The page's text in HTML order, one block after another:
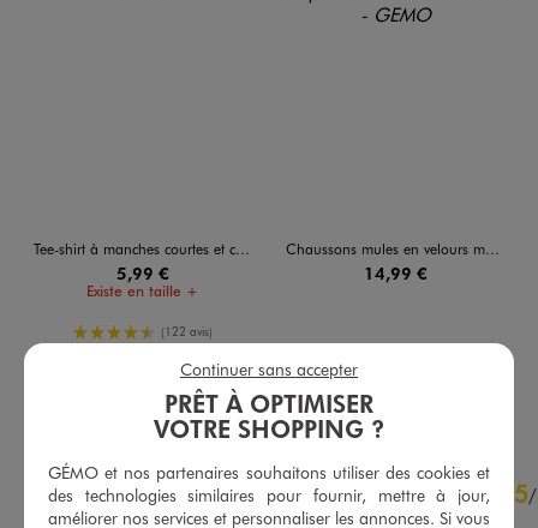
Tee-shirt à manches courtes et col V homme
5,99 €
Existe en taille +
4.5/5 de moyenne
(122 avis)
AJOUTERAU PANIER
Chaussons mules en velours motif Homer Simpsons homme - The Simpsons
14,99 €
AJOUTER
4.7/5 5/
Avis vérifié et récompensé
PRÊT À OPTIMISER
VOTRE SHOPPING ?
GÉMO et nos partenaires souhaitons utiliser des cookies et
des technologies similaires pour fournir, mettre à jour,
améliorer nos services et personnaliser les annonces. Si vous
Continuer sans accepter